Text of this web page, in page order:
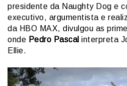
presidente da Naughty Dog e
executivo, argumentista e
da HBO MAX, divulgou as
onde Pedro Pascal interpreta
Ellie.